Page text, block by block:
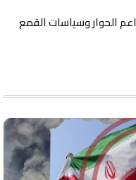
الحوار وسياسات القمع